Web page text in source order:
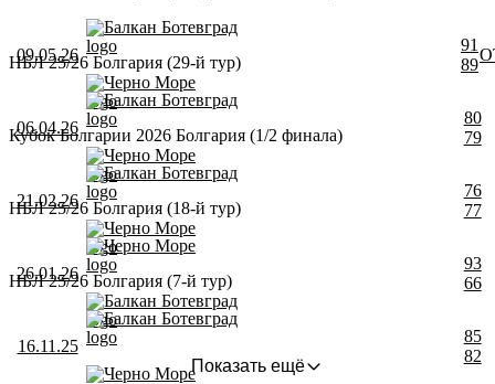
09.05.26
Балкан Ботевград
Черно Море
91
89
НБЛ 25/26 Болгария (29-й тур)
06.04.26
Балкан Ботевград
Черно Море
80
79
Кубок Болгарии 2026 Болгария (1/2 финала)
21.02.26
Балкан Ботевград
Черно Море
76
77
НБЛ 25/26 Болгария (18-й тур)
26.01.26
Черно Море
Балкан Ботевград
93
66
НБЛ 25/26 Болгария (7-й тур)
16.11.25
Балкан Ботевград
Черно Море
85
82
Показать ещё